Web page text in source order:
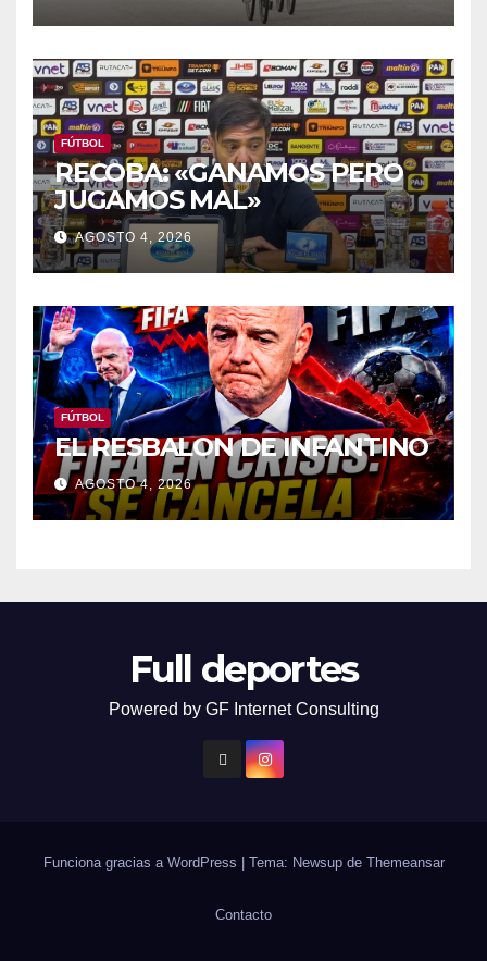
FÚTBOL
RECOBA: «GANAMOS PERO
JUGAMOS MAL»
AGOSTO 4, 2026
FÚTBOL
EL RESBALON DE INFANTINO
AGOSTO 4, 2026
Full deportes
Powered by GF Internet Consulting
Funciona gracias a WordPress Tema: Newsup de Themeansar
Contacto